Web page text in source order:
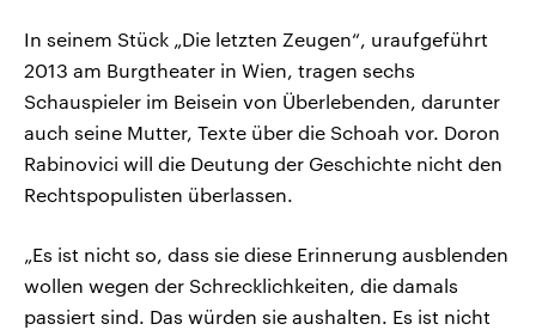
In seinem Stück „Die letzten Zeugen“, uraufgeführt
2013 am Burgtheater in Wien, tragen sechs
Schauspieler im Beisein von Überlebenden, darunter
auch seine Mutter, Texte über die Schoah vor. Doron
Rabinovici will die Deutung der Geschichte nicht den
Rechtspopulisten überlassen.
„Es ist nicht so, dass sie diese Erinnerung ausblenden
wollen wegen der Schrecklichkeiten, die damals
passiert sind. Das würden sie aushalten. Es ist nicht